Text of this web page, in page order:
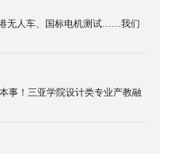
无人车、国标电机测试……我们
事！三亚学院设计类专业产教融